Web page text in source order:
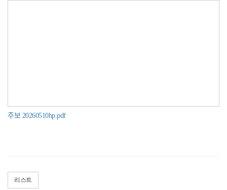
주보 20260510hp.pdf
리스트